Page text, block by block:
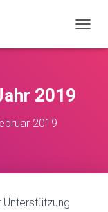
A
2019
2019